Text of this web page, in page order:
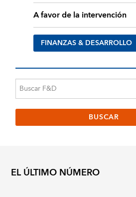
A favor de la intervención
FINANZAS & DESARROLLO
EL ÚLTIMO NÚMERO